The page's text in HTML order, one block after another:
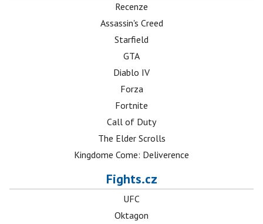
Recenze
Assassin's Creed
Starfield
GTA
Diablo IV
Forza
Fortnite
Call of Duty
The Elder Scrolls
Kingdome Come: Deliverence
Fights.cz
UFC
Oktagon